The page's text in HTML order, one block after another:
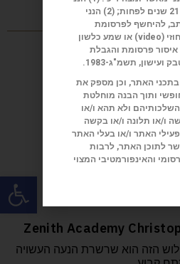
Zenith Academy
הזה הוא שרשרת הנעה העשויה
בגיר אשר מלאו לו 21 שנים לפחות; (2) הנני
להיחשף לפרסומת
(
video) או שמע כלשון
לחוק איסור פרסומת והגבלת
ועישון, תשמ"ג-1983.
האתר, וכן מספק את
ותוך הבנה מוחלטת
ולא תהא ו/או
ו/או תלונה ו/או בקשה
האתר ו/או בעלי האתר
לתוכן האתר, לרבות
והאינפורמטיבי המצוי